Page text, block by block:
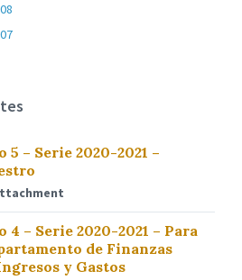
– Serie 2020-2021 –
4 – Serie 2020-2021 – Para
de Finanzas
y Gastos